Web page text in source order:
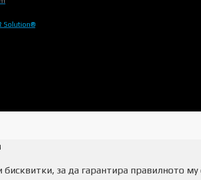
Solution®
бисквитки, за да гарантира правилното